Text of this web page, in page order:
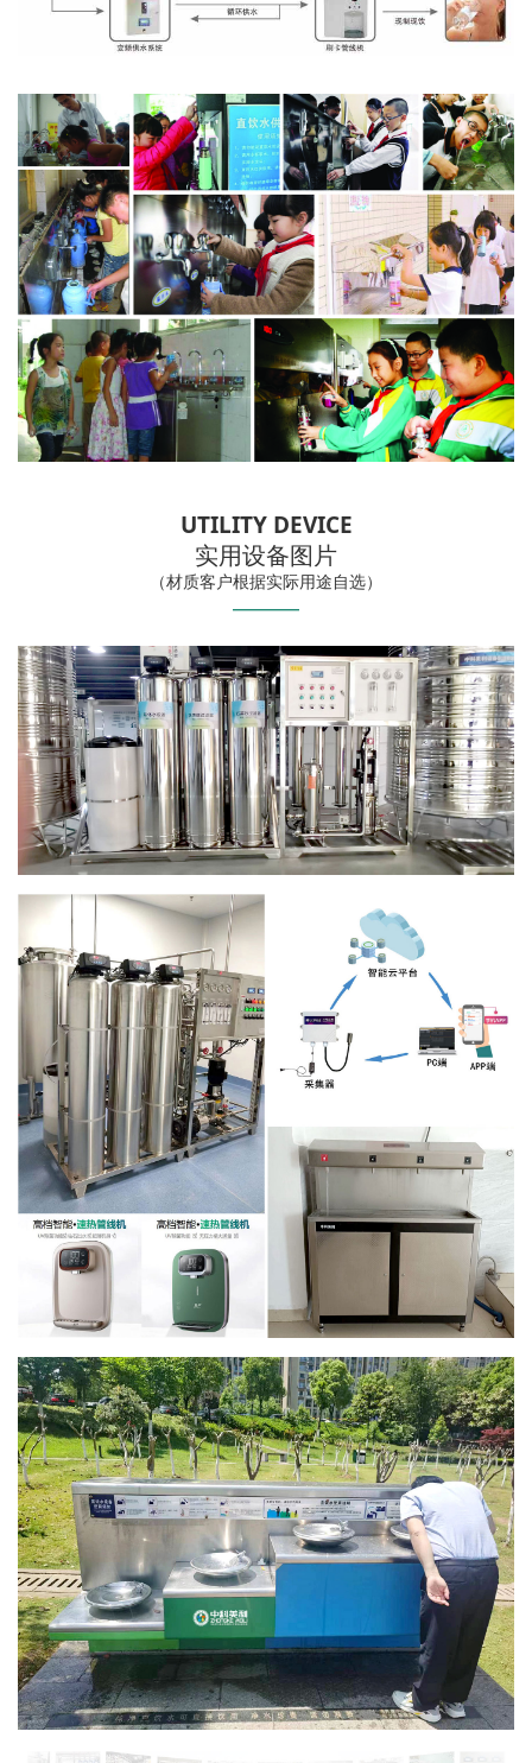
UTILITY DEVICE
实用设备图片
（材质客户根据实际用途自选）
————